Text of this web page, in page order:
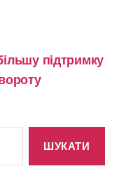
підтримку